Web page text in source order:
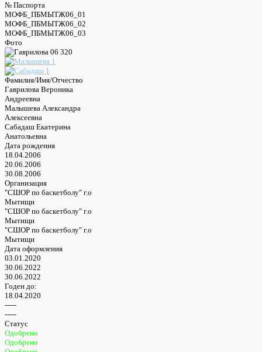
№ Паспорта
МОФБ_ПБМЫТЖ06_01
МОФБ_ПБМЫТЖ06_02
МОФБ_ПБМЫТЖ06_03
Фото
Фамилия/Имя/Отчество
Гаврилова Вероника
Андреевна
Малышева Александра
Алексеевна
Сабадаш Екатерина
Анатольевна
Дата рождения
18.04.2006
20.06.2006
30.08.2006
Организация
"СШОР по баскетболу" г.о
Мытищи
"СШОР по баскетболу" г.о
Мытищи
"СШОР по баскетболу" г.о
Мытищи
Дата оформления
03.01.2020
30.06.2022
30.06.2022
Годен до:
18.04.2020
-----
-----
Статус
Одобрено
Одобрено